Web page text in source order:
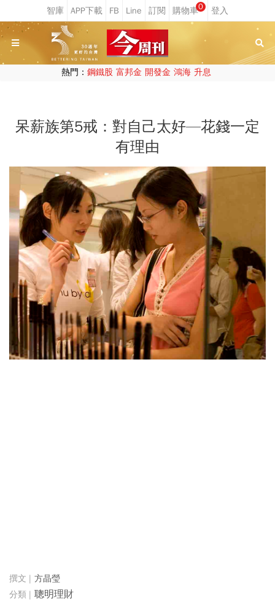
0
熱門： 鋼鐵股 富邦金 開發金 鴻海 升息
呆薪族第5戒：對自己太好—花錢一定
有理由
方晶瑩
聰明理財